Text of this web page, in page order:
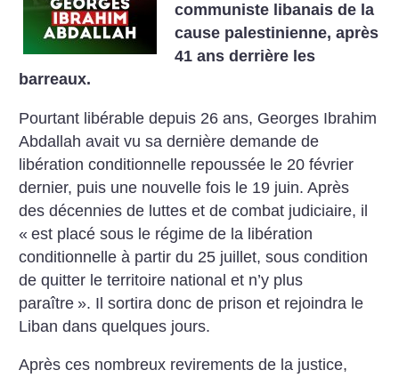
communiste libanais de la
cause palestinienne, après
41 ans derrière les
barreaux.
Pourtant libérable depuis 26 ans, Georges Ibrahim
Abdallah avait vu sa dernière demande de
libération conditionnelle repoussée le 20 février
dernier, puis une nouvelle fois le 19 juin. Après
des décennies de luttes et de combat judiciaire, il
« est placé sous le régime de la libération
conditionnelle à partir du 25 juillet, sous condition
de quitter le territoire national et n’y plus
paraître ». Il sortira donc de prison et rejoindra le
Liban dans quelques jours.
Après ces nombreux revirements de la justice,